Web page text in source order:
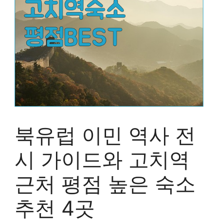
북유럽 이민 역사 전
시 가이드와 고치역
근처 평점 높은 숙소
추천 4곳